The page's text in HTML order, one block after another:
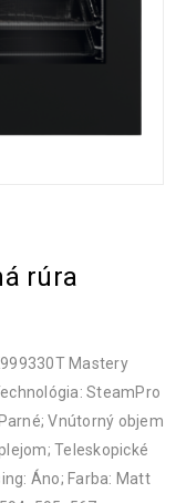
rúra
Mastery
SteamPro
Vnútorný objem
Teleskopické
Áno; Farba: Matt